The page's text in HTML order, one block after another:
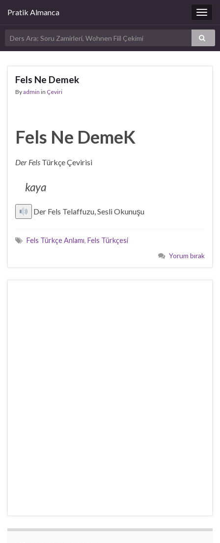
Pratik Almanca
Fels Ne Demek
Byadmin in Çeviri
Fels Ne DemeK
Der Fels Türkçe Çevirisi
kaya
Der Fels Telaffuzu, Sesli Okunuşu
Fels Türkçe Anlamı, Fels Türkçesi
Yorum bırak